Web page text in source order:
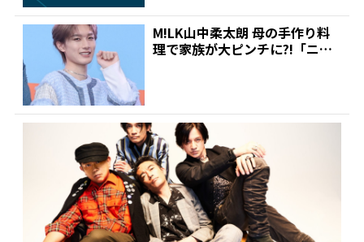
M!LK山中柔太朗 母の手作り料
理で家族が大ピンチに?!「ニラ